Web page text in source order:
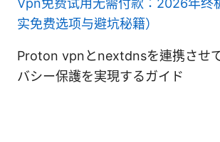
实免费选项与避坑秘籍）
Proton vpnとnextdnsを連携させ
バシー保護を実現するガイド